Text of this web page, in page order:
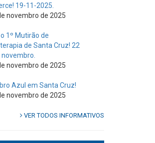
19-11-2025.
novembro de 2025
1º Mutirão de
de Santa Cruz! 22
novembro de 2025
Azul em Santa Cruz!
novembro de 2025
VER TODOS INFORMATIVOS